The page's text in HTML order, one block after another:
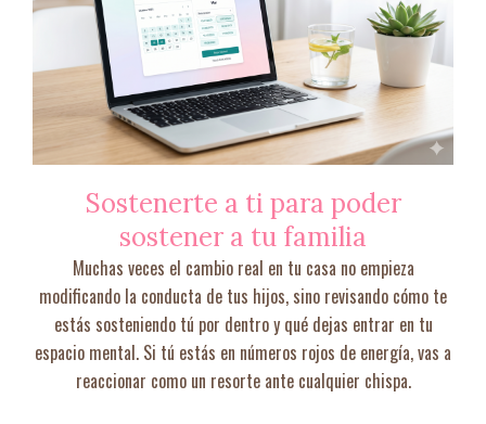
Sostenerte a ti para poder
sostener a tu familia
Muchas veces el cambio real en tu casa no empieza
modificando la conducta de tus hijos, sino revisando cómo te
estás sosteniendo tú por dentro y qué dejas entrar en tu
espacio mental. Si tú estás en números rojos de energía, vas a
reaccionar como un resorte ante cualquier chispa.